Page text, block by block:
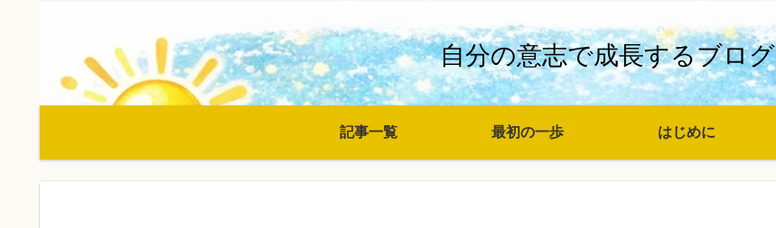
自分の意志で成長するブログ
記事一覧 最初の一歩 はじめに